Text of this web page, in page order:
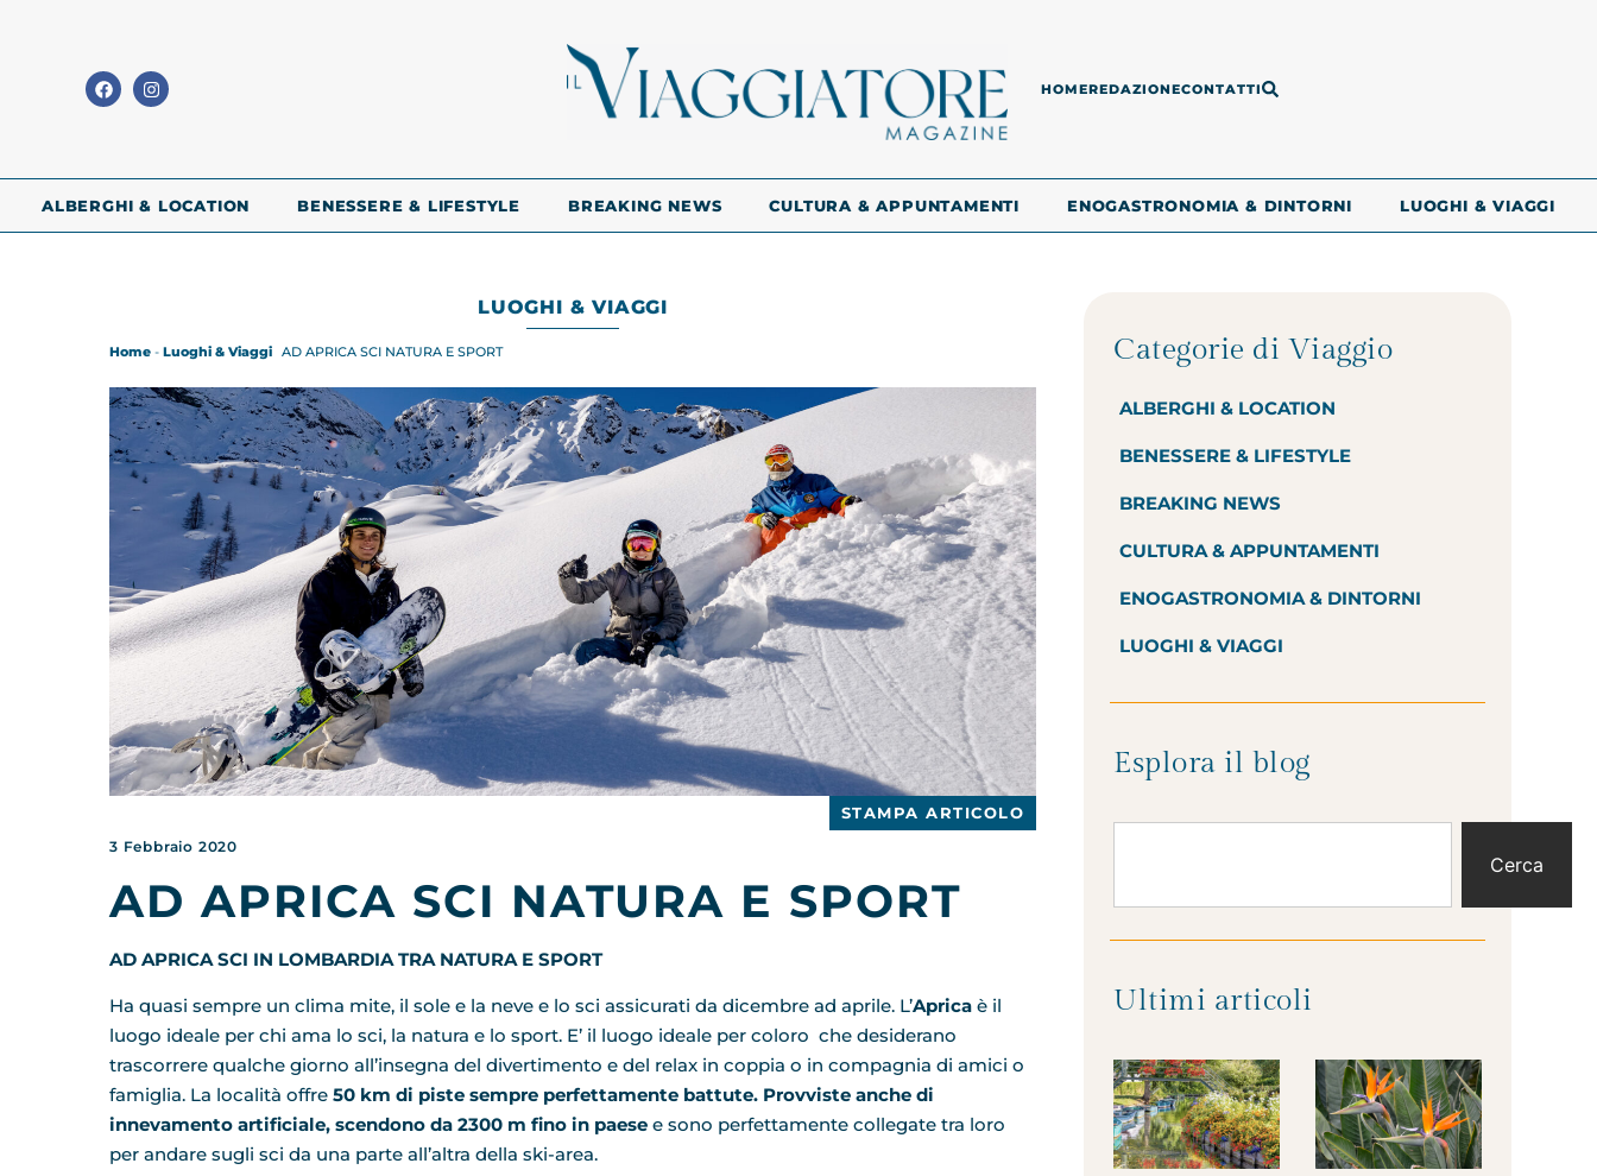
HOMEREDAZIONECONTATTI
ALBERGHI & LOCATION BENESSERE & LIFESTYLE BREAKING NEWS CULTURA & APPUNTAMENTI ENOGASTRONOMIA & DINTORNI LUOGHI & VIAGGI
LUOGHI & VIAGGI
Home - Luoghi & Viaggi AD APRICA SCI NATURA E SPORT
STAMPA ARTICOLO
3 Febbraio 2020
AD APRICA SCI NATURA E SPORT
AD APRICA SCI IN LOMBARDIA TRA NATURA E SPORT
Ha quasi sempre un clima mite, il sole e la neve e lo sci assicurati da dicembre ad aprile. L’Aprica è il
luogo ideale per chi ama lo sci, la natura e lo sport. E’ il luogo ideale per coloro che desiderano
trascorrere qualche giorno all’insegna del divertimento e del relax in coppia o in compagnia di amici o
famiglia. La località offre 50 km di piste sempre perfettamente battute. Provviste anche di
innevamento artificiale, scendono da 2300 m fino in paese e sono perfettamente collegate tra loro
per andare sugli sci da una parte all’altra della ski-area.
Categorie di Viaggio
ALBERGHI & LOCATION
BENESSERE & LIFESTYLE
BREAKING NEWS
CULTURA & APPUNTAMENTI
ENOGASTRONOMIA & DINTORNI
LUOGHI & VIAGGI
Esplora il blog
Cerca
Ultimi articoli